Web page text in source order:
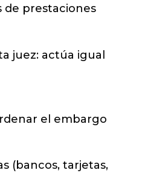
de prestaciones
juez: actúa igual
el embargo
(bancos, tarjetas,